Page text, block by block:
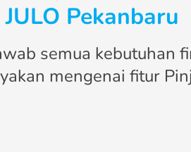
Pekanbaru
semua kebutuhan
mengenai fitur